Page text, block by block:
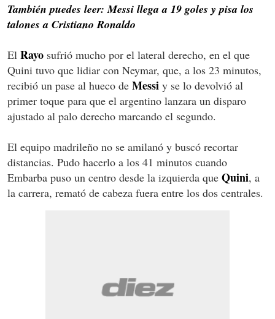
También puedes leer: Messi llega a 19 goles y pisa los
talones a Cristiano Ronaldo
El Rayo sufrió mucho por el lateral derecho, en el que
Quini tuvo que lidiar con Neymar, que, a los 23 minutos,
recibió un pase al hueco de Messi y se lo devolvió al
primer toque para que el argentino lanzara un disparo
ajustado al palo derecho marcando el segundo.
El equipo madrileño no se amilanó y buscó recortar
distancias. Pudo hacerlo a los 41 minutos cuando
Embarba puso un centro desde la izquierda que Quini, a
la carrera, remató de cabeza fuera entre los dos centrales.